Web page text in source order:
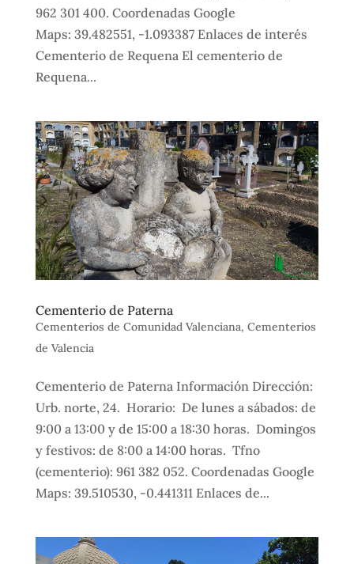
962 301 400. Coordenadas Google
Maps: 39.482551, -1.093387 Enlaces de interés
Cementerio de Requena El cementerio de
Requena...
Cementerio de Paterna
Cementerios de Comunidad Valenciana, Cementerios
de Valencia
Cementerio de Paterna Información Dirección:
Urb. norte, 24. Horario: De lunes a sábados: de
9:00 a 13:00 y de 15:00 a 18:30 horas. Domingos
y festivos: de 8:00 a 14:00 horas. Tfno
(cementerio): 961 382 052. Coordenadas Google
Maps: 39.510530, -0.441311 Enlaces de...